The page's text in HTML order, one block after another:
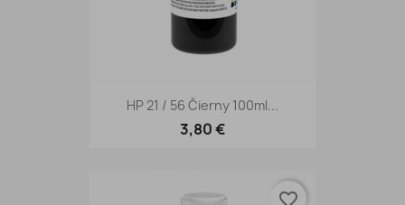
HP 21 / 56 Čierny 100ml...
3,80 €
favorite_border